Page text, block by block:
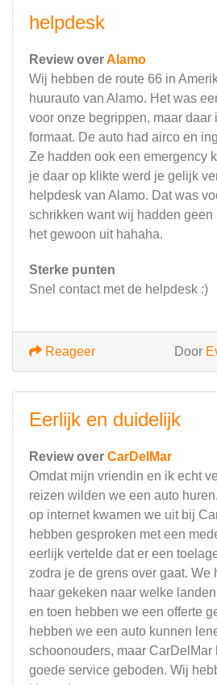
helpdesk
Review overAlamo
Wij hebben de route 66 in
huurauto van Alamo. Het was
voor onze begrippen, maar daar
formaat. De auto had airco en
Ze hadden ook een emergency
je daar op klikte werd je gelijk
helpdesk van Alamo. Dat was
schrikken want wij hadden geen
het gewoon uit hahaha.
Sterke punten
Snel contact met de helpdesk :)
Door
Reageer
Eerlijk en duidelijk
Review over CarDelMar
Omdat mijn vriendin en ik echt
reizen wilden we een auto
op internet kwamen we uit bij
hebben gesproken met een
eerlijk vertelde dat er een
zodra je de grens over gaat. We
haar gekeken naar welke
en toen hebben we een offerte
hebben we een auto kunnen
schoonouders, maar CarDelMar
goede service geboden. Wij